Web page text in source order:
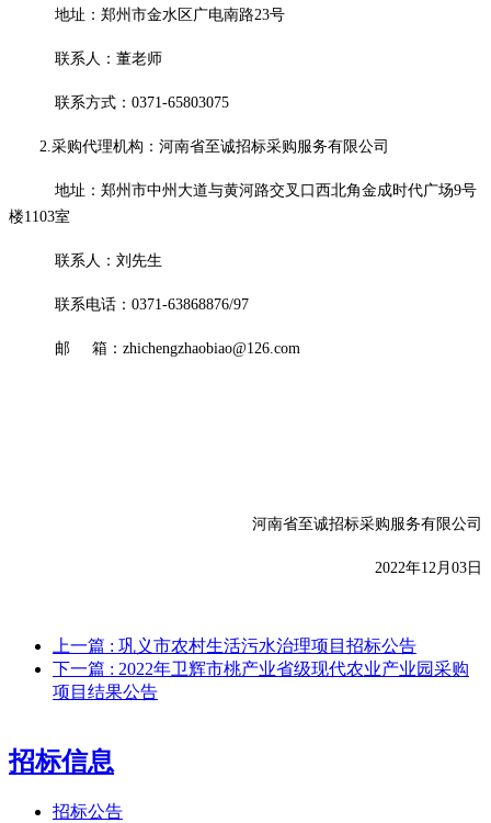
地址：郑州市金水区广电南路23号
联系人： 董老师
联系方式： 0371-65803075
2.采购代理机构：河南省至诚招标采购服务有限公司
地址：郑州市中州大道与黄河路交叉口西北角金成时代广场9号
楼1103室
联系人：刘先生
联系电话： 0371-63868876/97
邮 箱： zhichengzhaobiao@126.com
河南省至诚招标采购服务有限公司
2022年12月 03 日
上一篇 : 巩义市农村生活污水治理项目招标公告
下一篇 : 2022年卫辉市桃产业省级现代农业产业园采购
项目结果公告
招标信息
招标公告